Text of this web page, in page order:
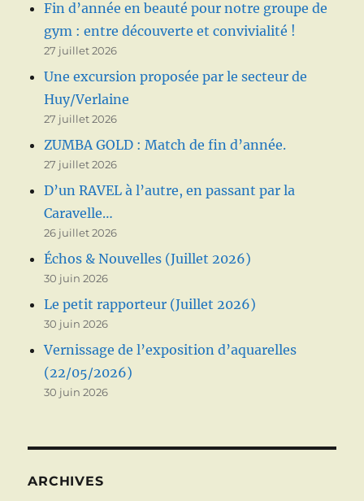
Fin d’année en beauté pour notre groupe de
gym : entre découverte et convivialité !
27 juillet 2026
Une excursion proposée par le secteur de
Huy/Verlaine
27 juillet 2026
ZUMBA GOLD : Match de fin d’année.
27 juillet 2026
D’un RAVEL à l’autre, en passant par la
Caravelle…
26 juillet 2026
Échos & Nouvelles (Juillet 2026)
30 juin 2026
Le petit rapporteur (Juillet 2026)
30 juin 2026
Vernissage de l’exposition d’aquarelles
(22/05/2026)
30 juin 2026
ARCHIVES